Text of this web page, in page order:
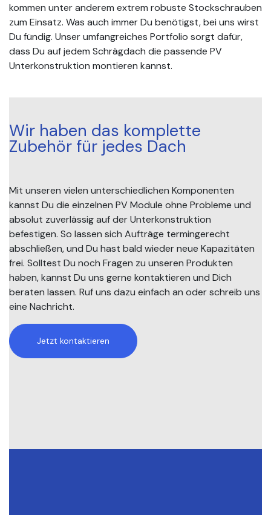
kommen unter anderem extrem robuste Stockschrauben
zum Einsatz. Was auch immer Du benötigst, bei uns wirst
Du fündig. Unser umfangreiches Portfolio sorgt dafür,
dass Du auf jedem Schrägdach die passende PV
Unterkonstruktion montieren kannst.
Wir haben das komplette
Zubehör für jedes Dach
Mit unseren vielen unterschiedlichen Komponenten
kannst Du die einzelnen PV Module ohne Probleme und
absolut zuverlässig auf der Unterkonstruktion
befestigen. So lassen sich Aufträge termingerecht
abschließen, und Du hast bald wieder neue Kapazitäten
frei. Solltest Du noch Fragen zu unseren Produkten
haben, kannst Du uns gerne kontaktieren und Dich
beraten lassen. Ruf uns dazu einfach an oder schreib uns
eine Nachricht.
Jetzt kontaktieren